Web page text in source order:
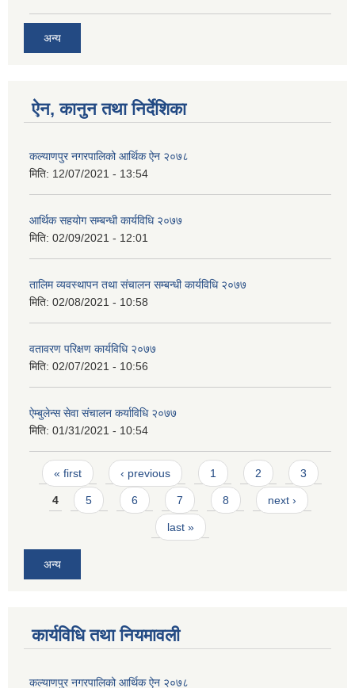
अन्य
ऐन, कानुन तथा निर्देशिका
कल्याणपुर नगरपालिको आर्थिक ऐन २०७८
मिति: 12/07/2021 - 13:54
आर्थिक सहयोग सम्बन्धी कार्यविधि २०७७
मिति: 02/09/2021 - 12:01
तालिम व्यवस्थापन तथा संचालन सम्बन्धी कार्यविधि २०७७
मिति: 02/08/2021 - 10:58
वतावरण परिक्षण कार्यविधि २०७७
मिति: 02/07/2021 - 10:56
ऐम्बुलेन्स सेवा संचालन कर्याविधि २०७७
मिति: 01/31/2021 - 10:54
Pages
« first ‹ previous 1 2 3
4 5 6 7 8 next ›
last »
अन्य
कार्यविधि तथा नियमावली
कल्याणपुर नगरपालिको आर्थिक ऐन २०७८